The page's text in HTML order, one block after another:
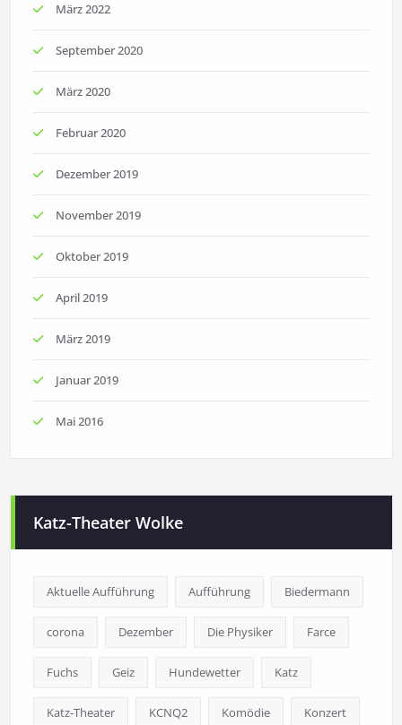
März 2022
September 2020
März 2020
Februar 2020
Dezember 2019
November 2019
Oktober 2019
April 2019
März 2019
Januar 2019
Mai 2016
Katz-Theater Wolke
Aktuelle Aufführung Aufführung Biedermann
corona Dezember Die Physiker Farce
Fuchs Geiz Hundewetter Katz
Katz-Theater KCNQ2 Komödie Konzert